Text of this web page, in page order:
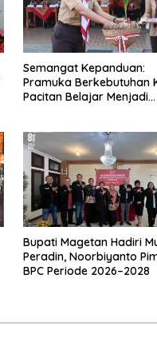
Semangat Kepanduan:
Pramuka Berkebutuhan
Pacitan Belajar Menjadi
Bupati Magetan Hadiri
Peradin, Noorbiyanto
BPC Periode 2026–2028